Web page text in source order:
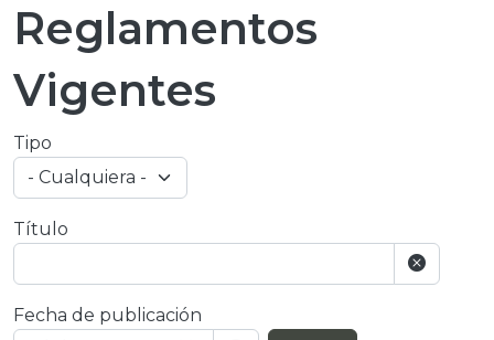
Reglamentos
Vigentes
Tipo
Título
Fecha de publicación